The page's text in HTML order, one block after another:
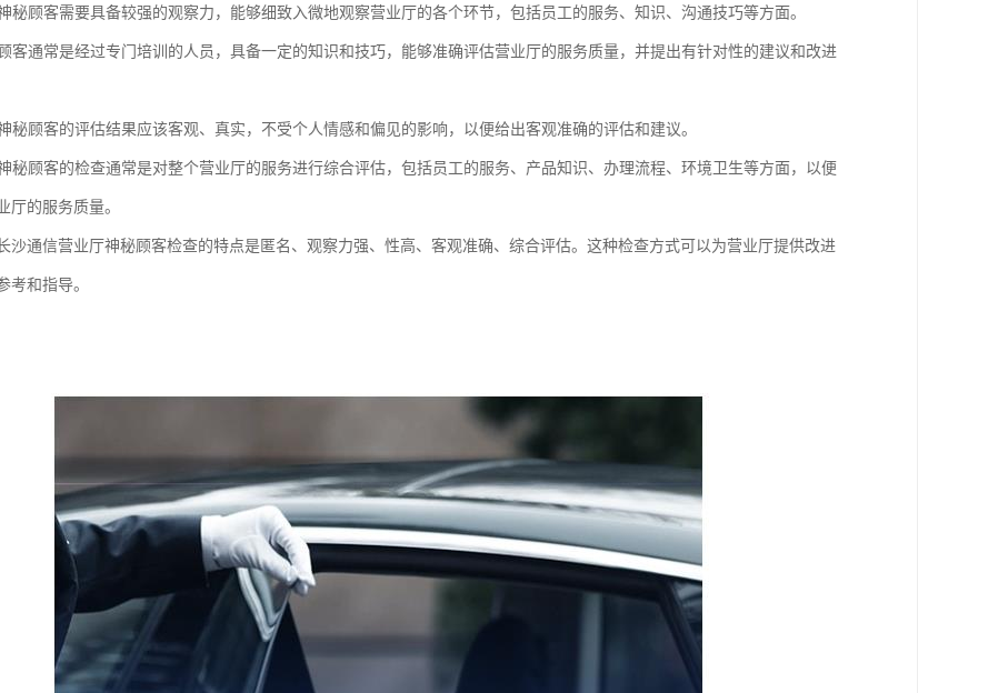
秘顾客需要具备较强的观察力，能够细致入微地观察营业厅的各个环节，包括员工的服务、知识、沟通技巧等方面。
客通常是经过专门培训的人员，具备一定的知识和技巧，能够准确评估营业厅的服务质量，并提出有针对性的建议和改进
秘顾客的评估结果应该客观、真实，不受个人情感和偏见的影响，以便给出客观准确的评估和建议。
秘顾客的检查通常是对整个营业厅的服务进行综合评估，包括员工的服务、产品知识、办理流程、环境卫生等方面，以便
厅的服务质量。
沙通信营业厅神秘顾客检查的特点是匿名、观察力强、性高、客观准确、综合评估。这种检查方式可以为营业厅提供改进
考和指导。